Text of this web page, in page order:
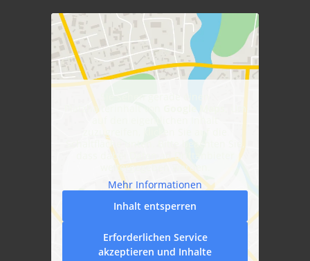
Platzhalterinhalt von
zuzugreifen, klicken Sie auf die
Schaltfläche unten. Bitte beachten Sie,
dass dabei Daten an Drittanbieter
weitergegeben werden.
Mehr Informationen
Inhalt entsperren
Erforderlichen Service
akzeptieren und Inhalte